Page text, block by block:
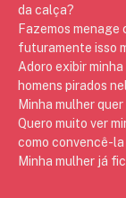
da calça?
Fazemos menage
futuramente isso
Adoro exibir
homens pirados
Minha mulher
Quero muito ver
como convencê-la
Minha mulher já